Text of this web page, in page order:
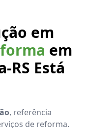
em
em
RS Está
, referência
de reforma.